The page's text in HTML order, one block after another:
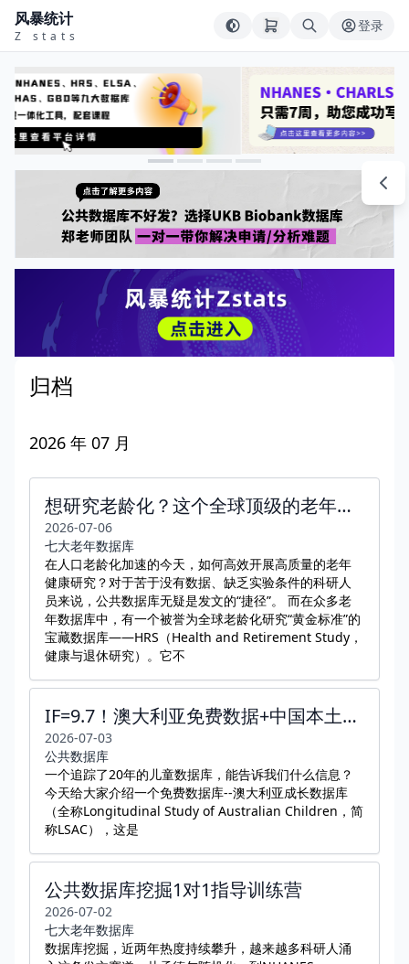
风暴统计
Z stats
登录
归档
2026 年 07 月
想研究老龄化？这个全球顶级的老年数据库HRS，你必须知道！
2026-07-06
七大老年数据库
在人口老龄化加速的今天，如何高效开展高质量的老年
健康研究？对于苦于没有数据、缺乏实验条件的科研人
员来说，公共数据库无疑是发文的“捷径”。 而在众多老
年数据库中，有一个被誉为全球老龄化研究“黄金标准”的
宝藏数据库——HRS（Health and Retirement Study，
健康与退休研究）。它不
IF=9.7！澳大利亚免费数据+中国本土队列，这项研究发表JAMA子刊
2026-07-03
公共数据库
一个追踪了20年的儿童数据库，能告诉我们什么信息？
今天给大家介绍一个免费数据库--澳大利亚成长数据库
（全称Longitudinal Study of Australian Children，简
称LSAC），这是
公共数据库挖掘1对1指导训练营
2026-07-02
七大老年数据库
数据库挖掘，近两年热度持续攀升，越来越多科研人涌